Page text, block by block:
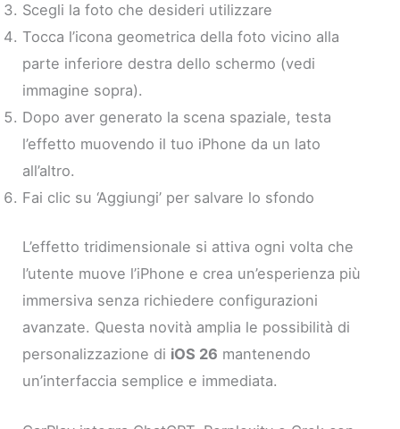
Scegli la foto che desideri utilizzare
Tocca l’icona geometrica della foto vicino alla
parte inferiore destra dello schermo (vedi
immagine sopra).
Dopo aver generato la scena spaziale, testa
l’effetto muovendo il tuo iPhone da un lato
all’altro.
Fai clic su ‘Aggiungi’ per salvare lo sfondo
L’effetto tridimensionale si attiva ogni volta che
l’utente muove l’iPhone e crea un’esperienza più
immersiva senza richiedere configurazioni
avanzate. Questa novità amplia le possibilità di
personalizzazione di iOS 26 mantenendo
un’interfaccia semplice e immediata.